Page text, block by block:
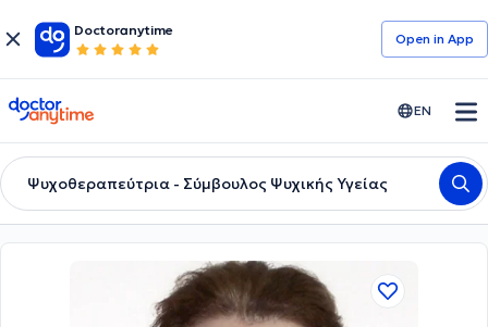
Doctoranytime
Open in Αpp
doctoranytime EN
Ψυχοθεραπεύτρια - Σύμβουλος Ψυχικής Υγείας